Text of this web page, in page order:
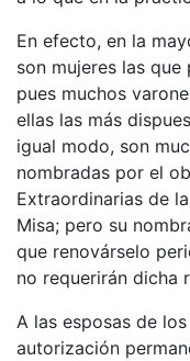
En efecto, en la
son mujeres las
pues muchos
ellas las más
igual modo, son
nombradas por el
Extraordinarias de
Misa; pero su
que renovárselo
no requerirán dicha
A las esposas de
autorización